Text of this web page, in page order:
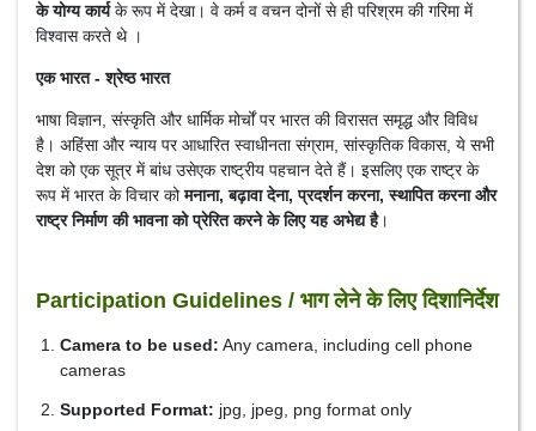
के योग्य कार्यके रूप में देखा। वे कर्म व वचन दोनों से ही परिश्रम की गरिमा में
विश्वास करते थे ।
एक भारत - श्रेष्ठ भारत
भाषा विज्ञान, संस्कृति और धार्मिक मोर्चों पर भारत की विरासत समृद्ध और विविध
है। अहिंसा और न्याय पर आधारित स्वाधीनता संग्राम, सांस्कृतिक विकास, ये सभी
देश को एक सूत्र में बांध उसेएक राष्ट्रीय पहचान देते हैं। इसलिए एक राष्ट्र के
रूप में भारत के विचार कोमनाना, बढ़ावा देना, प्रदर्शन करना, स्थापित करना और
राष्ट्र निर्माण की भावना को प्रेरित करने के लिए यह अभेद्य है।
Participation Guidelines / भाग लेने के लिए दिशानिर्देश
Camera to be used: Any camera, including cell phone
cameras
Supported Format: jpg, jpeg, png format only